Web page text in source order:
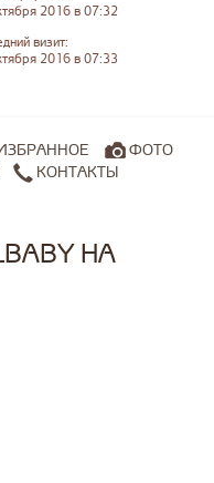
2016 в 07:32
визит:
2016 в 07:33
ФОТО
КОНТАКТЫ
НА